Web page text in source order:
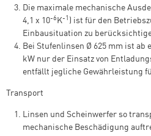
Die maximale mechanische
4,1 x 10-6K-1 ) ist für den
Einbausituation zu
Bei Stufenlinsen Ø 625 mm ist ab
kW nur der Einsatz von
entfällt jegliche Gewährleistung
Transport
Linsen und Scheinwerfer so
mechanische Beschädigung